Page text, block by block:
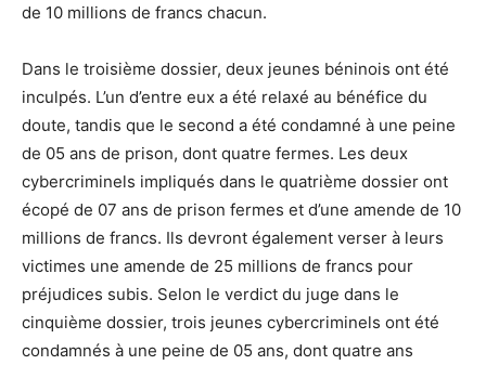
de 10 millions de francs chacun.
Dans le troisième dossier, deux jeunes béninois ont été
inculpés. L’un d’entre eux a été relaxé au bénéfice du
doute, tandis que le second a été condamné à une peine
de 05 ans de prison, dont quatre fermes. Les deux
cybercriminels impliqués dans le quatrième dossier ont
écopé de 07 ans de prison fermes et d’une amende de 10
millions de francs. Ils devront également verser à leurs
victimes une amende de 25 millions de francs pour
préjudices subis. Selon le verdict du juge dans le
cinquième dossier, trois jeunes cybercriminels ont été
condamnés à une peine de 05 ans, dont quatre ans